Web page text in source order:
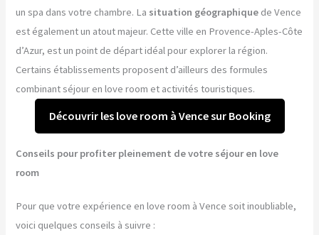
un spa dans votre chambre. La situation géographique de Vence
est également un atout majeur. Cette ville en Provence-Aples-Côte
d’Azur, est un point de départ idéal pour explorer la région.
Certains établissements proposent d’ailleurs des formules
combinant séjour en love room et activités touristiques.
Découvrir les love room à Vence sur Booking
Conseils pour profiter pleinement de votre séjour en love
room
Pour que votre expérience en love room à Vence soit inoubliable,
voici quelques conseils à suivre :